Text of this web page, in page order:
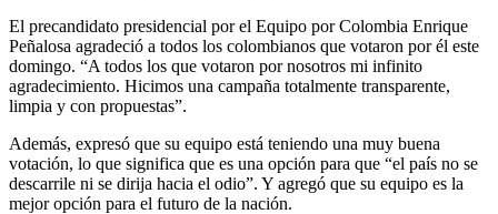
El precandidato presidencial por el Equipo por Colombia Enrique
Peñalosa agradeció a todos los colombianos que votaron por él este
domingo. “A todos los que votaron por nosotros mi infinito
agradecimiento. Hicimos una campaña totalmente transparente,
limpia y con propuestas”.
Además, expresó que su equipo está teniendo una muy buena
votación, lo que significa que es una opción para que “el país no se
descarrile ni se dirija hacia el odio”. Y agregó que su equipo es la
mejor opción para el futuro de la nación.